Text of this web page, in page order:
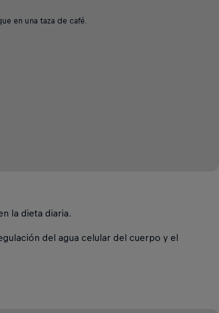
en una taza de café.
la dieta diaria.
del agua celular del cuerpo y el